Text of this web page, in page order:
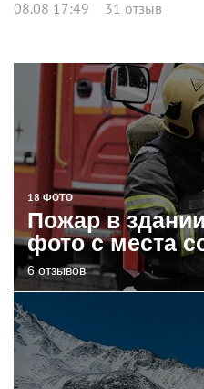
08.08 17:49 31 отзыв
18 ФОТО
Пожар в
фото с места
6 отзывов